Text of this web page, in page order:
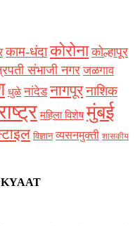
काम-धंदाकोरोना कोल्हापूर
संभाजी नगर जळगाव
धुळे नांदेड नागपूरनाशिक
महिला विशेष मुंबई
विज्ञान व्यसनमुक्ती शासकीय